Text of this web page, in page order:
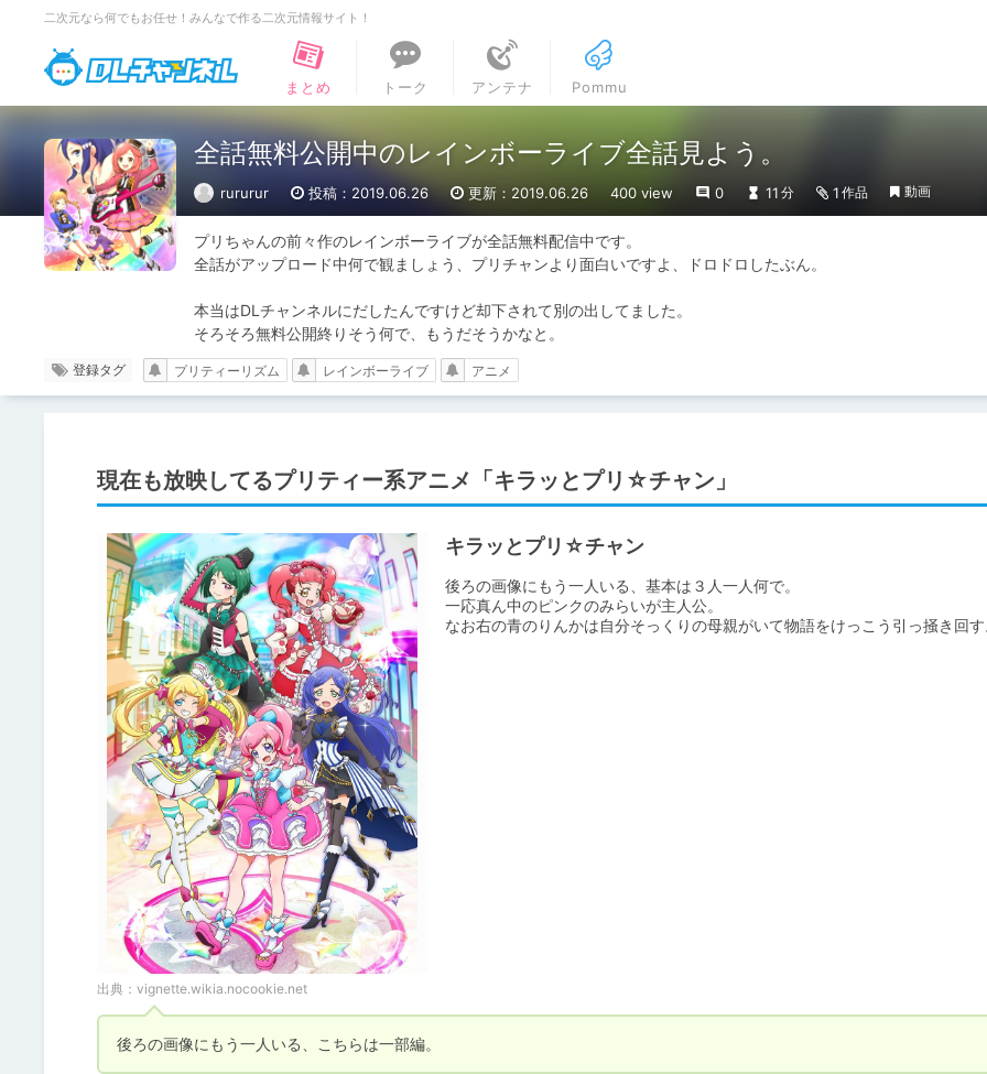
二次元なら何でもお任せ！みんなで作る二次元情報サイト！
DLチャンネル
まとめ
トーク アンテナ Pommu
全話無料公開中のレインボーライブ全話見よう。
rururur 投稿：2019.06.26 更新：2019.06.26 400 view 0 11 分 1 作品 動画
プリちゃんの前々作のレインボーライブが全話無料配信中です。
全話がアップロード中何で観ましょう、プリチャンより面白いですよ、ドロドロしたぶん。
本当はDLチャンネルにだしたんですけど却下されて別の出してました。
そろそろ無料公開終りそう何で、もうだそうかなと。
登録タグ プリティーリズム レインボーライブ アニメ
現在も放映してるプリティー系アニメ「キラッとプリ☆チャン」
出典： vignette.wikia.nocookie.net
キラッとプリ☆チャン
後ろの画像にもう一人いる、基本は３人一人何で。
一応真ん中のピンクのみらいが主人公。
なお右の青のりんかは自分そっくりの母親がいて物語をけっこう引っ掻き回す
後ろの画像にもう一人いる、こちらは一部編。